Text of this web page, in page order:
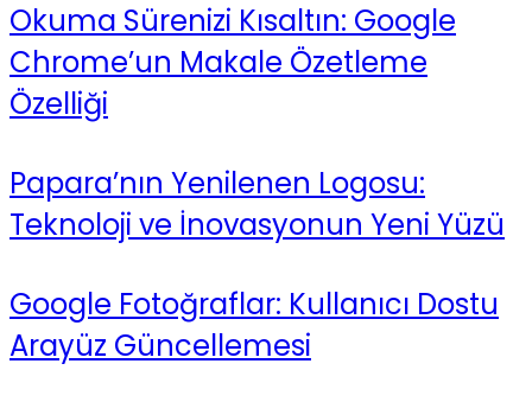
Okuma Sürenizi Kısaltın: Google
Chrome’un Makale Özetleme
Özelliği
Papara’nın Yenilenen Logosu:
Teknoloji ve İnovasyonun Yeni Yüzü
Google Fotoğraflar: Kullanıcı Dostu
Arayüz Güncellemesi